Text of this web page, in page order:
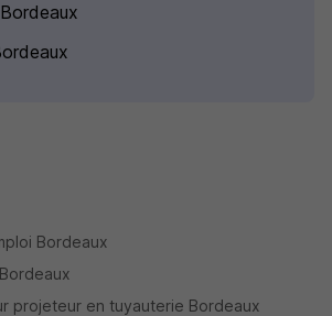
Bordeaux
projeteur en tuyauterie Bordeaux